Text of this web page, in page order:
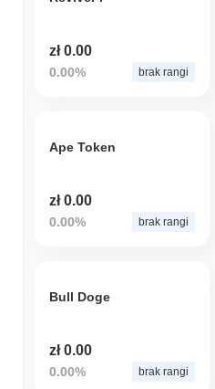
zł 0.00
0.00% brak rangi
Ape Token
zł 0.00
0.00% brak rangi
Bull Doge
zł 0.00
0.00% brak rangi